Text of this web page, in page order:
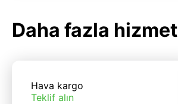
Daha fazla hizmet
Hava kargo
Teklif alın